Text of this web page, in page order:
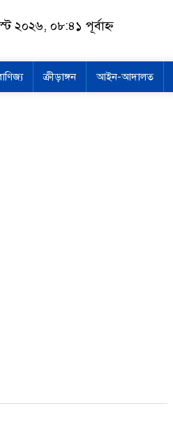
২০২৬, ০৮:৪১ পূর্বাহ্ন
ক্রীড়াঙ্গন আইন-আদালত